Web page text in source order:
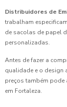
Distribuidores de
trabalham
de sacolas de papel
personalizadas.
Antes de fazer a
qualidade e o design
preços também pode
em Fortaleza.